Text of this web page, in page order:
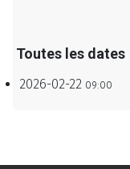
Toutes les dates
2026-02-22 09:00